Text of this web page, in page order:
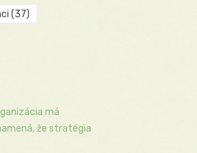
(37)
má
že stratégia